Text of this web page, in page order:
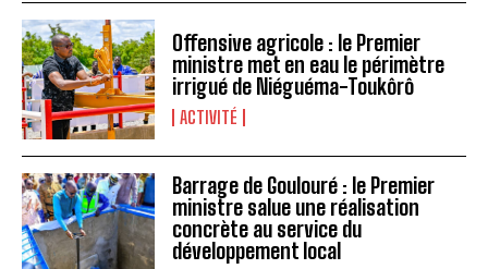
Offensive agricole : le Premier
ministre met en eau le périmètre
irrigué de Niéguéma-Toukôrô
ACTIVITÉ
Barrage de Goulouré : le Premier
ministre salue une réalisation
concrète au service du
développement local